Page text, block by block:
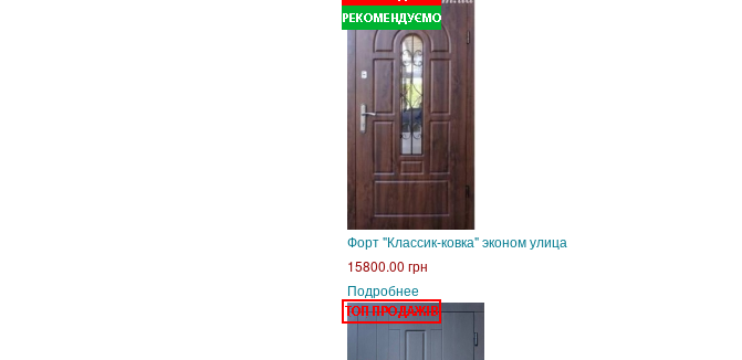
Форт "Классик-ковка" эконом улица
15800.00 грн
Подробнее